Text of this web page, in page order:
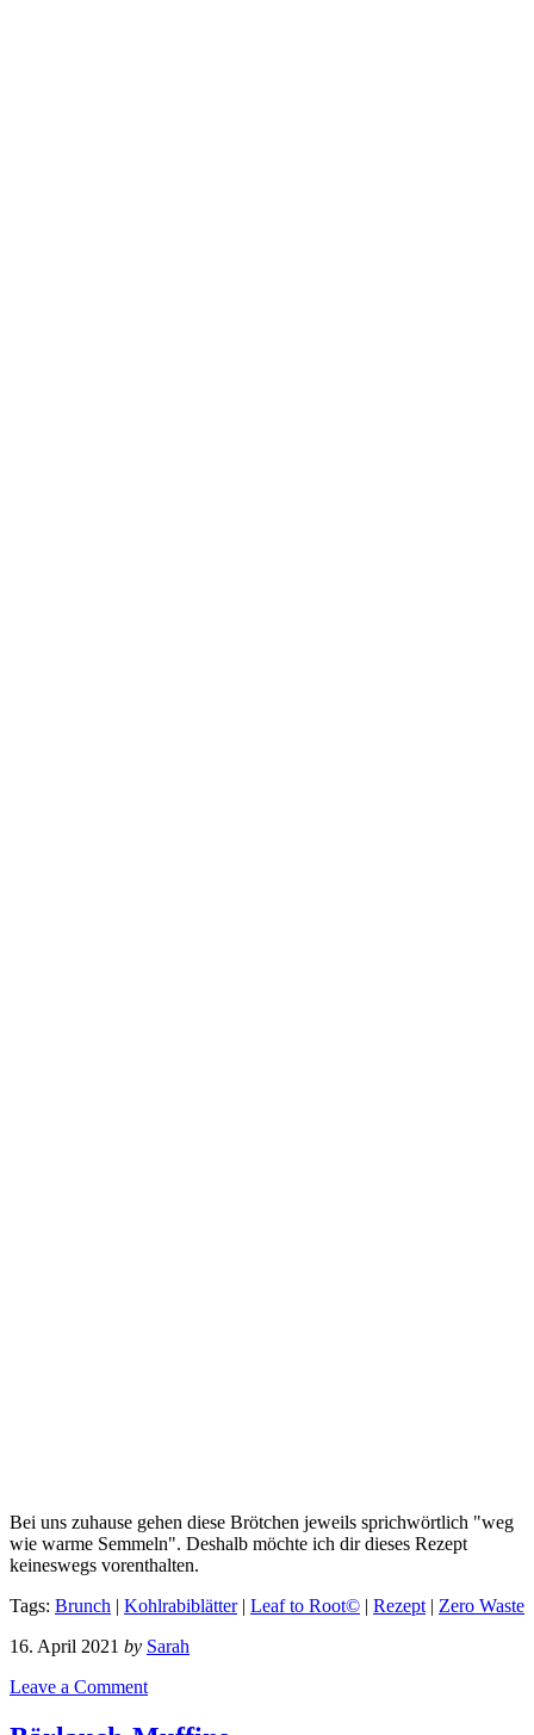
Bei uns zuhause gehen diese Brötchen jeweils sprichwörtlich "weg
wie warme Semmeln". Deshalb möchte ich dir dieses Rezept
keineswegs vorenthalten.
Tags: Brunch | Kohlrabiblätter| Leaf to Root© | Rezept | Zero Waste
16. April 2021 by Sarah
Leave a Comment